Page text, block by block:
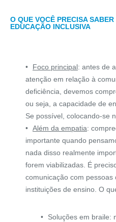
O QUE VOCÊ PRECISA
EDUCAÇÃO INCLUSIVA
Foco principal: antes de
atenção em relação à
deficiência, devemos
ou seja, a capacidade de
Se possível, colocando-se
Além da empatia:
importante quando
nada disso realmente
forem viabilizadas. É
comunicação com
instituições de ensino. O
Soluções em braile: